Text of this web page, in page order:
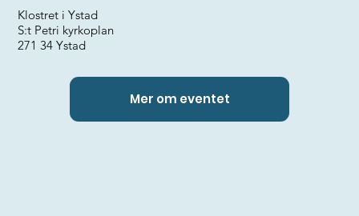
Klostret i Ystad
S:t Petri kyrkoplan
271 34 Ystad
Mer om eventet